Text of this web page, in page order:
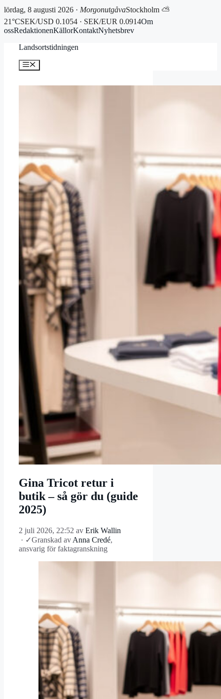
lördag, 8 augusti 2026 · MorgonutgåvaStockholm ⛅
21°CSEK/USD 0.1054 · SEK/EUR 0.0914Om
ossRedaktionenKällorKontaktNyhetsbrev
Landsortstidningen
Meny
Gina Tricot retur i
butik – så gör du (guide
2025)
2 juli 2026, 22:52 av Erik Wallin
· ✓Granskad av Anna Credé,
ansvarig för faktagranskning